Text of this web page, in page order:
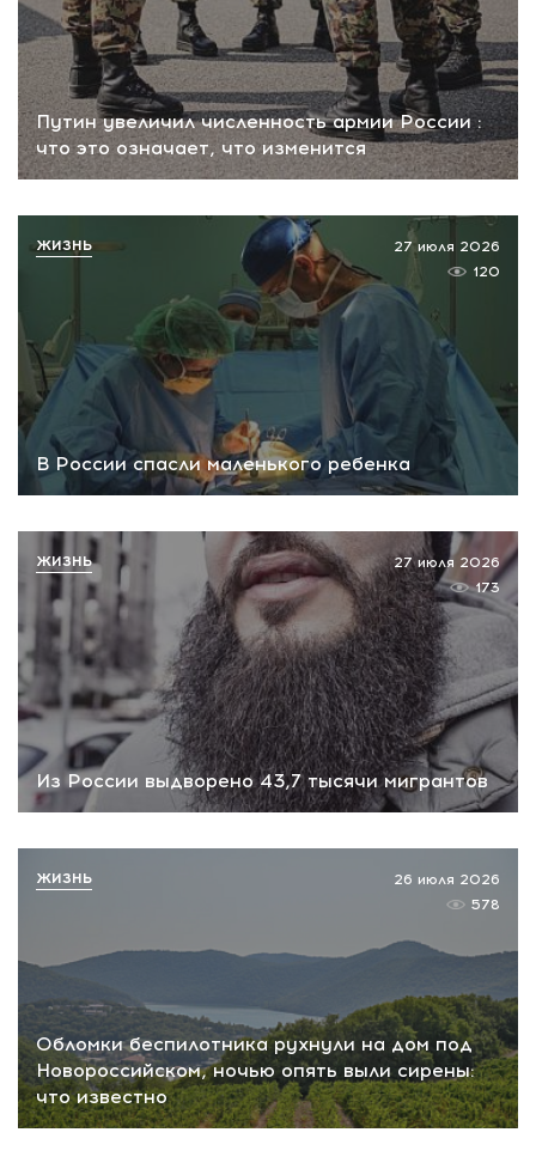
Путин увеличил численность армии России :
что это означает, что изменится
В России спасли маленького ребенка
27 июля 2026
120
ЖИЗНЬ
Из России выдворено 43,7 тысячи мигрантов
27 июля 2026
173
ЖИЗНЬ
Обломки беспилотника рухнули на дом под
Новороссийском, ночью опять выли сирены:
что известно
26 июля 2026
578
ЖИЗНЬ